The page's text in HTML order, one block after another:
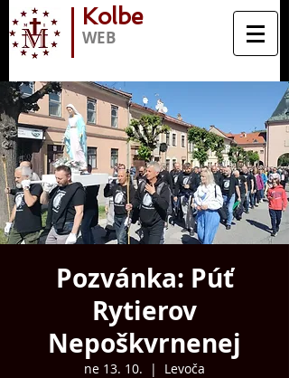
Kolbe
WEB
Pozvánka: Púť
Rytierov
Nepoškvrnenej
ne 13. 10.
  |
Levoča